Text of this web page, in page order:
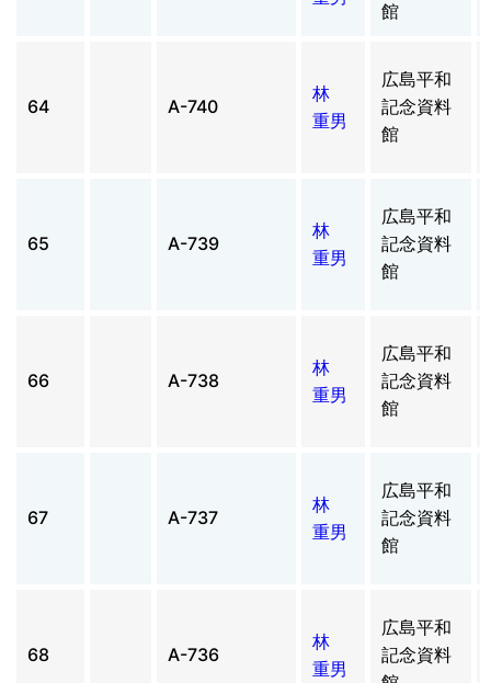
館
64 A-740
林
重男
広島平和
記念資料
館
65 A-739
林
重男
広島平和
記念資料
館
66 A-738
林
重男
広島平和
記念資料
館
67 A-737
林
重男
広島平和
記念資料
館
68 A-736
林
重男
広島平和
記念資料